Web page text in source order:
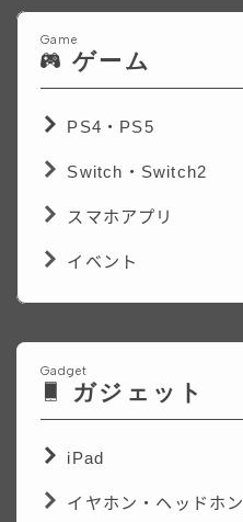
Game
ゲーム
PS4・PS5
Switch・Switch2
スマホアプリ
イベント
Gadget
ガジェット
iPad
イヤホン・ヘッドホン